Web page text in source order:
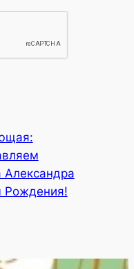
Александра
Рождения!